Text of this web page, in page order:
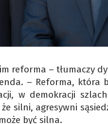
reforma – tłumaczy
– Reforma, która
w demokracji
silni, agresywni
być silna.